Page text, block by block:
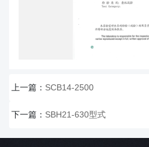
上一篇： SCB14-2500
下一篇： SBH21-630型式